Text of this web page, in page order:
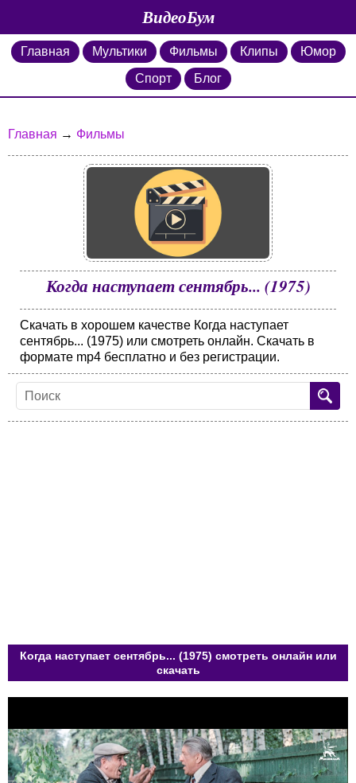
ВидеоБум
Главная Мультики Фильмы Клипы
Юмор
Спорт
Блог
Главная → Фильмы
Когда наступает сентябрь... (1975)
Скачать в хорошем качестве Когда наступает
сентябрь... (1975) или смотреть онлайн. Скачать в
формате mp4 бесплатно и без регистрации.
Когда наступает сентябрь... (1975) смотреть онлайн или
скачать